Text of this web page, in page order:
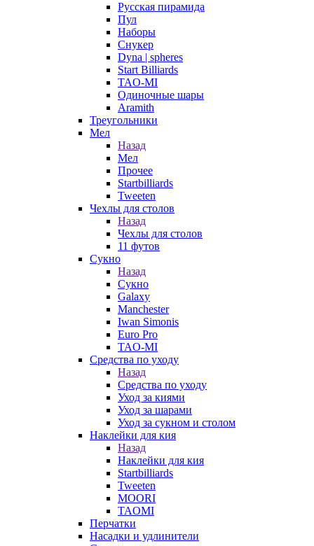
Русская пирамида
Пул
Наборы
Снукер
Dyna | spheres
Start Billiards
TAO-MI
Одиночные шары
Aramith
Треугольники
Мел
Назад
Мел
Прочее
Startbilliards
Tweeten
Чехлы для столов
Назад
Чехлы для столов
11 футов
Сукно
Назад
Сукно
Galaxy
Manchester
Iwan Simonis
Euro Pro
TAO-MI
Средства по уходу
Назад
Средства по уходу
Уход за киями
Уход за шарами
Уход за сукном и столом
Наклейки для кия
Назад
Наклейки для кия
Startbilliards
Tweeten
MOORI
TAOMI
Перчатки
Насадки и удлинители